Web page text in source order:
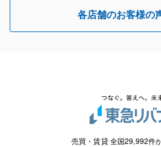
各店舗のお客様の
売買・賃貸 全国29,992件